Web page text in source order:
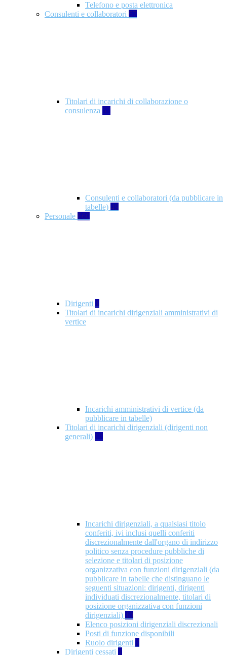
Telefono e posta elettronica
Consulenti e collaboratori 57
Titolari di incarichi di collaborazione o
consulenza 57
Consulenti e collaboratori (da pubblicare in
tabelle) 49
Personale 660
Dirigenti 1
Titolari di incarichi dirigenziali amministrativi di
vertice
Incarichi amministrativi di vertice (da
pubblicare in tabelle)
Titolari di incarichi dirigenziali (dirigenti non
generali) 17
Incarichi dirigenziali, a qualsiasi titolo
conferiti, ivi inclusi quelli conferiti
discrezionalmente dall'organo di indirizzo
politico senza procedure pubbliche di
selezione e titolari di posizione
organizzativa con funzioni dirigenziali (da
pubblicare in tabelle che distinguano le
seguenti situazioni: dirigenti, dirigenti
individuati discrezionalmente, titolari di
posizione organizzativa con funzioni
dirigenziali) 10
Elenco posizioni dirigenziali discrezionali
Posti di funzione disponibili
Ruolo dirigenti 7
Dirigenti cessati 1